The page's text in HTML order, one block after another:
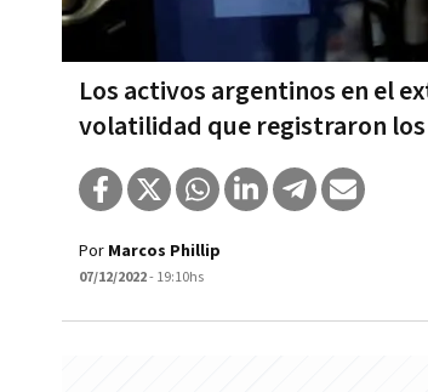
Los activos argentinos en el
volatilidad que registraron
Por Marcos Phillip
07/12/2022- 19:10hs